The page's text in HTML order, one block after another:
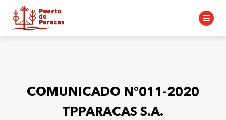
COMUNICADO N°011-2020
TPPARACAS S.A.